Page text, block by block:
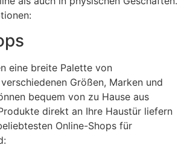
eine breite Palette von
Größen, Marken und
bequem von zu Hause aus
direkt an Ihre Haustür liefern
Online-Shops für